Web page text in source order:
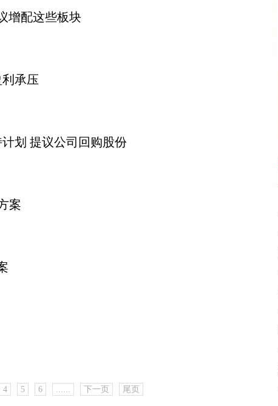
增配这些板块
承压
划 提议公司回购股份
案
4 5 6 ...... 下一页 尾页